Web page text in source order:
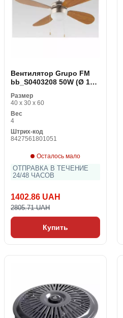
Наручные часы
Вентилятор Grupo FM
bb_S0403208 50W (Ø 105
Размер
40 x 30 x 60
Вес
4
Штрих-код
8427561801051
Осталось мало
ОТПРАВКА В ТЕЧЕНИЕ
24/48 ЧАСОВ
1402.86 UAH
2805.71 UAH
Купить